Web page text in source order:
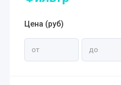
Цена (руб)